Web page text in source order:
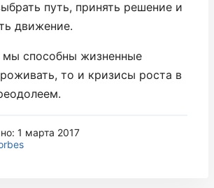
путь, принять решение и
движение.
способны жизненные
то и кризисы роста в
1 марта 2017